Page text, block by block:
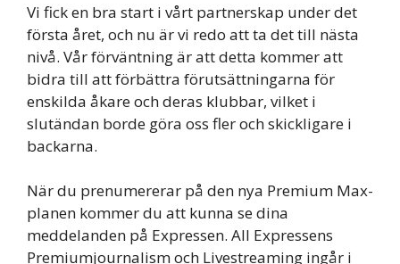
Vi fick en bra start i vårt partnerskap under det
första året, och nu är vi redo att ta det till nästa
nivå. Vår förväntning är att detta kommer att
bidra till att förbättra förutsättningarna för
enskilda åkare och deras klubbar, vilket i
slutändan borde göra oss fler och skickligare i
backarna.
När du prenumererar på den nya Premium Max-
planen kommer du att kunna se dina
meddelanden på Expressen. All Expressens
Premiumjournalism och Livestreaming ingår i